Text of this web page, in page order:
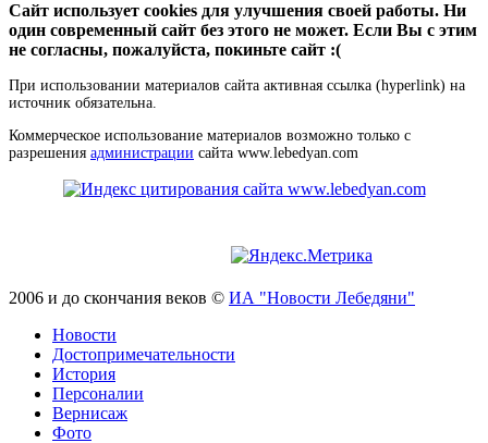
Сайт использует cookies для улучшения своей работы. Ни
один современный сайт без этого не может. Если Вы с этим
не согласны, пожалуйста, покиньте сайт :(
При использовании материалов сайта активная ссылка (hyperlink) на
источник обязательна.
Коммерческое использование материалов возможно только с
разрешения администрации сайта www.lebedyan.com
2006 и до скончания веков © ИА "Новости Лебедяни"
Новости
Достопримечательности
История
Персоналии
Вернисаж
Фото